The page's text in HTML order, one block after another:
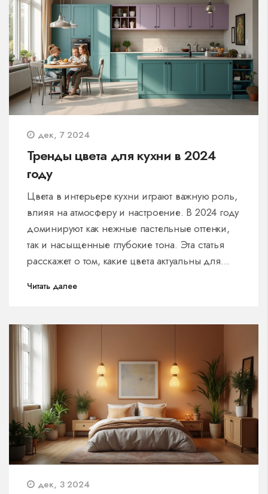
травянисто-зеленый или пудрово-розовый,
способны преобразить атмосферу вашей
комнаты.
дек, 7 2024
Тренды цвета для кухни в 2024
году
Цвета в интерьере кухни играют важную роль,
влияя на атмосферу и настроение. В 2024 году
доминируют как нежные пастельные оттенки,
так и насыщенные глубокие тона. Эта статья
расскажет о том, какие цвета актуальны для
гамму, чтобы сделать пространство более
может влиять на восприятие пространства и
аппетит.
Читать далее
дек, 3 2024